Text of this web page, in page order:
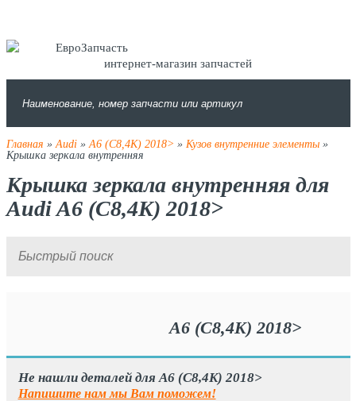
интернет-магазин запчастей
Главная »Audi»A6 (C8,4K) 2018> » Кузов внутренние элементы»
Крышка зеркала внутренняя
Крышка зеркала внутренняя для
Audi A6 (C8,4K) 2018>
A6 (C8,4K) 2018>
Не нашли деталей для A6 (C8,4K) 2018>
Напишите нам мы Вам поможем!